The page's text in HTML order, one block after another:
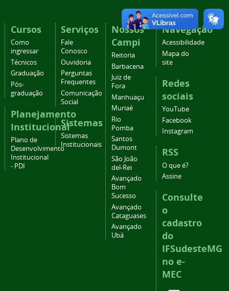
Cursos
Como
ingressar
Técnicos
Graduação
Pós-
graduação
Planejamento
Institucional
Plano de
Desenvolvimento
Institucional
- PDI
Serviços
Fale
Conosco
Ouvidoria
Perguntas
Frequentes
Comunicação
Social
Sistemas
Sistemas
Institucionais
Nossos
Campi
Reitoria
Barbacena
Juiz de
Fora
Manhuaçu
Muriaé
Rio
Pomba
Santos
Dumont
São João
del-Rei
Avançado
Bom
Sucesso
Avançado
Cataguases
Avançado
Ubá
Navegação
Acessibilidade
Mapa do
site
Redes
sociais
YouTube
Facebook
Instagram
RSS
O que é?
Assine
Consulte
o
cadastro
do
IFSudesteMG
no e-
MEC